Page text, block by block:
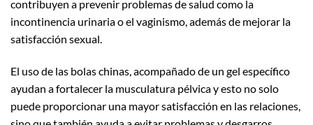
contribuyen a prevenir problemas de salud como la
incontinencia urinaria o el vaginismo, además de mejorar la
satisfacción sexual.
El uso de las bolas chinas, acompañado de un gel específico
ayudan a fortalecer la musculatura pélvica y esto no solo
puede proporcionar una mayor satisfacción en las relaciones,